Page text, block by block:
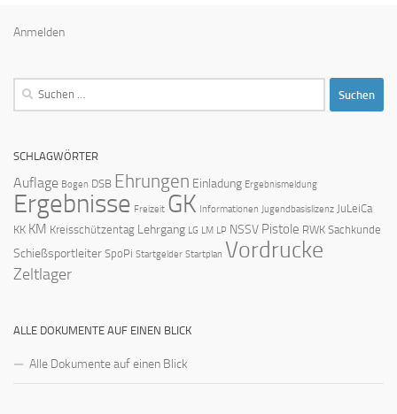
Anmelden
Suchen
SCHLAGWÖRTER
Auflage Bogen DSB Ehrungen Einladung Ergebnismeldung
Ergebnisse Freizeit GK Informationen Jugendbasislizenz JuLeiCa
KK KM Kreisschützentag Lehrgang LG LM LP NSSV Pistole RWK Sachkunde
Schießsportleiter SpoPi Startgelder Startplan Vordrucke
Zeltlager
ALLE DOKUMENTE AUF EINEN BLICK
Alle Dokumente auf einen Blick